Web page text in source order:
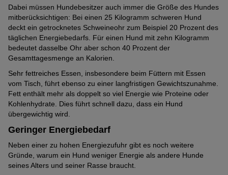
Dabei müssen Hundebesitzer auch immer die Größe des Hundes
mitberücksichtigen: Bei einen 25 Kilogramm schweren Hund
deckt ein getrocknetes Schweineohr zum Beispiel 20 Prozent des
täglichen Energiebedarfs. Für einen Hund mit zehn Kilogramm
bedeutet dasselbe Ohr aber schon 40 Prozent der
Gesamttagesmenge an Kalorien.
Sehr fettreiches Essen, insbesondere beim Füttern mit Essen
vom Tisch, führt ebenso zu einer langfristigen Gewichtszunahme.
Fett enthält mehr als doppelt so viel Energie wie Proteine oder
Kohlenhydrate. Dies führt schnell dazu, dass ein Hund
übergewichtig wird.
Geringer Energiebedarf
Neben einer zu hohen Energiezufuhr gibt es noch weitere
Gründe, warum ein Hund weniger Energie als andere Hunde
seines Alters und seiner Rasse braucht.